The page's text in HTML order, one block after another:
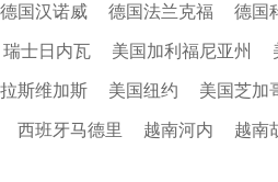
德国汉诺威 德国法兰克福 德国
瑞士日内瓦 美国加利福尼亚州
斯维加斯 美国纽约 美国芝加
西班牙马德里 越南河内 越南